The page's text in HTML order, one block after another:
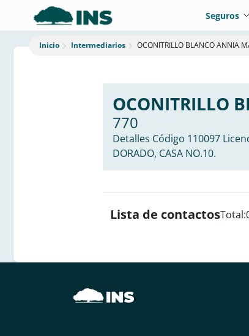
Seguros
Inicio Intermediarios OCONITRILLO BLANCO ANNIA
OCONITRILLO
770
Detalles Código 110097
DORADO, CASA NO.10.
Lista de contactosTotal: